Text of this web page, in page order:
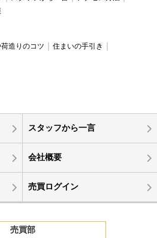
造りのコツ
住まいの手引き
スタッフから一言
会社概要
売買ログイン
売買部